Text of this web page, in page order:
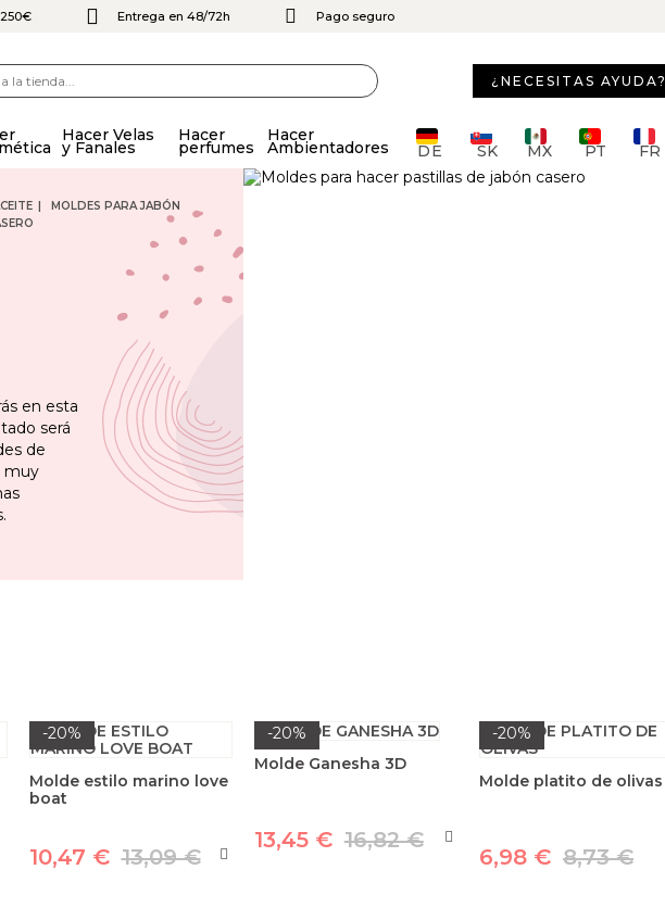
Entrega en 48/72h Pago seguro
¿NECESITAS AYUDA?
Hacer Velas
y Fanales
Hacer
perfumes
Hacer
Ambientadores DE SK MX PT FR
MOLDES PARA JABÓN
en esta
será
de
muy
-20%
Molde estilo marino love
boat
10,47 € 13,09 €
-20%
Molde Ganesha 3D
13,45 € 16,82 €
-20%
Molde platito de olivas
6,98 € 8,73 €